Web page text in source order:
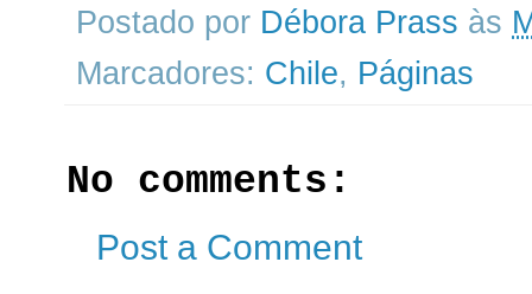
Postado por Débora Prass às
Marcadores: Chile, Páginas
No comments:
Post a Comment